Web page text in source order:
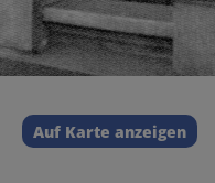
Auf Karte anzeigen